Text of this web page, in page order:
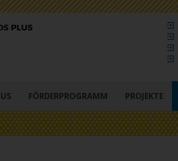
FÖRDERPROGRAMM PROJEKTE